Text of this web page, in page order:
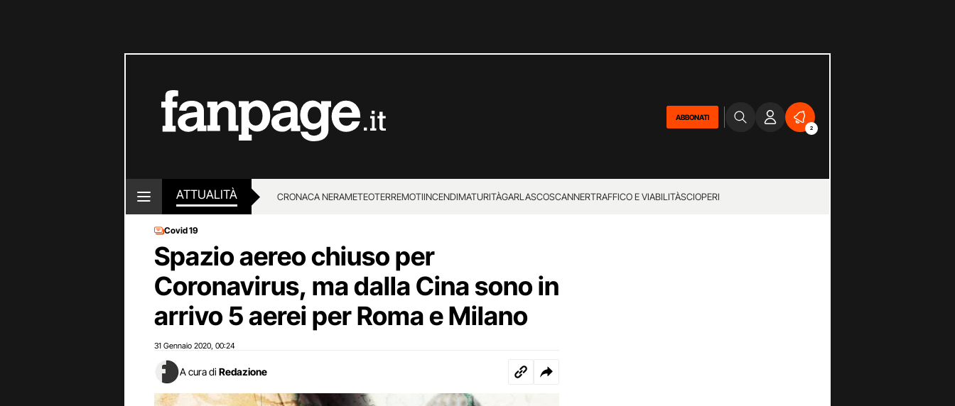
ABBONATI
2
ATTUALITÀ CRONACA NERAMETEOTERREMOTIINCENDIMATURITÀGARLASCOSCANNERTRAFFICO E VIABILITÀSCIOPERI
Covid 19
Spazio aereo chiuso per
Coronavirus, ma dalla Cina sono in
arrivo 5 aerei per Roma e Milano
31 Gennaio 2020 00:24
A cura di Redazione